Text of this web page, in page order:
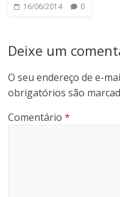
16/06/2014 0
Deixe um
O seu endereço de e-
obrigatórios são
Comentário*